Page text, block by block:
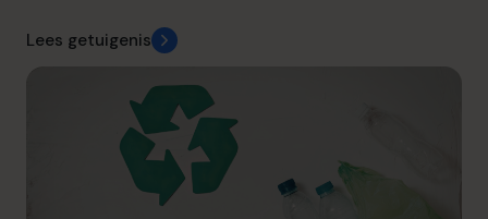
Lees getuigenis